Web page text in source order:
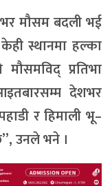
मौसम बदली भई
स्थानमा हल्का
प्रतिभा
देशभर
र हिमाली भू–
उनले भने ।